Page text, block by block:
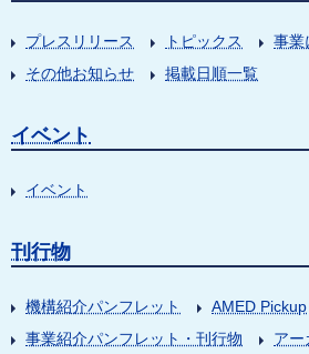
プレスリリース トピックス
事業
その他お知らせ
掲載日順一覧
イベント
イベント
刊行物
機構紹介パンフレット AMED Pickup
事業紹介パンフレット・刊行物
アー